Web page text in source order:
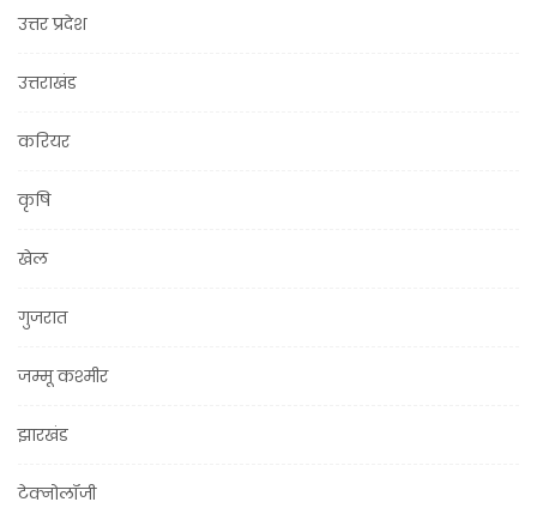
उत्तर प्रदेश
उत्तराखंड
करियर
कृषि
खेल
गुजरात
जम्मू कश्मीर
झारखंड
टेक्नोलॉजी